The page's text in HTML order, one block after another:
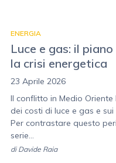
ENERGIA
Luce e gas: il
la crisi energetica
23 Aprile 2026
Il conflitto in Medio
dei costi di luce e gas e
Per contrastare questo
serie...
di Davide Raia